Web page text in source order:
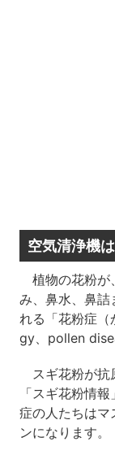
空気清浄機
植物の花粉が
み、鼻水、鼻詰
れる「花粉症
gy、pollen
スギ花粉が抗
「スギ花粉情
症の人たちはマ
ンになります。